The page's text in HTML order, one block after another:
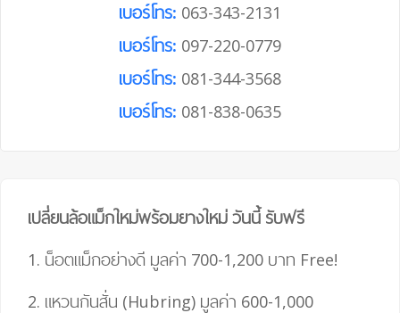
เบอร์โทร: 063-343-2131
เบอร์โทร: 097-220-0779
เบอร์โทร: 081-344-3568
เบอร์โทร: 081-838-0635
เปลี่ยนล้อแม็กใหม่พร้อมยางใหม่ วันนี้ รับฟรี
1. น็อตแม็กอย่างดี มูลค่า 700-1,200 บาท Free!
2. แหวนกันสั่น (Hubring) มูลค่า 600-1,000